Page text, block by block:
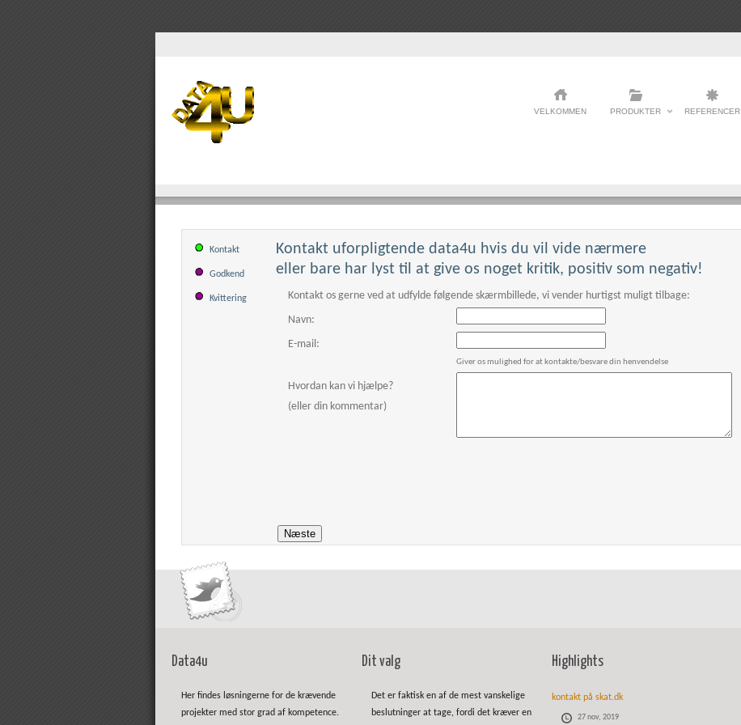
VELKOMMEN PRODUKTER REFERENCER
This page can't load Google Maps correctly.
Do you own this website? OK
Kontakt
Godkend
Kvittering
Kontakt uforpligtende data4u hvis du vil vide nærmere
eller bare har lyst til at give os noget kritik, positiv som negativ!
Kontakt os gerne ved at udfylde følgende skærmbillede, vi vender hurtigst muligt tilbage:
Navn:
E-mail:
Giver os mulighed for at kontakte/besvare din henvendelse
Hvordan kan vi hjælpe?
(eller din kommentar)
Data4u
Her findes løsningerne for de krævende
projekter med stor grad af kompetence.
Dit valg
Det er faktisk en af de mest vanskelige
beslutninger at tage, fordi det kræver en
Highlights
kontakt på skat.dk
27 nov, 2019